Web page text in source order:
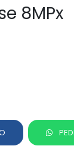
8MPx